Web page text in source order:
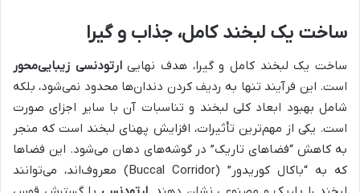
ساخت یک لبخند کامل، جذاب و گیرا
ساخت یک لبخند کامل و گیرا، هدف نهاییارتودنسی زیبایی‌محور
است. این فرآیند تنها به ردیف کردن دندان‌ها محدود نمی‌شود، بلکه
شامل بهبود ابعاد کلی لبخند و تناسبات آن با سایر اجزای صورت
است. یکی از مهم‌ترین تأثیرات، افزایش پهنای لبخند است که منجر
به کاهش “فضاهای تاریک” در گوشه‌های دهان می‌شود. این فضاها
که به “باکال کوریدور” (Buccal Corridor) معروف‌اند، می‌توانند